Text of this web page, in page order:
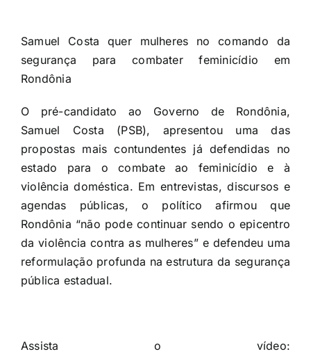
Samuel Costa quer mulheres no comando da
segurança para combater feminicídio em
Rondônia
O pré-candidato ao Governo de Rondônia,
Samuel Costa (PSB), apresentou uma das
propostas mais contundentes já defendidas no
estado para o combate ao feminicídio e à
violência doméstica. Em entrevistas, discursos e
agendas públicas, o político afirmou que
Rondônia “não pode continuar sendo o epicentro
da violência contra as mulheres” e defendeu uma
reformulação profunda na estrutura da segurança
pública estadual.
Assista o vídeo: